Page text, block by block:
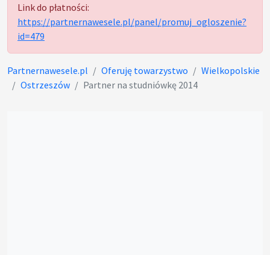
Link do płatności:
https://partnernawesele.pl/panel/promuj_ogloszenie?
id=479
Partnernawesele.pl Oferuję towarzystwo
Wielkopolskie
Ostrzeszów
Partner na studniówkę 2014